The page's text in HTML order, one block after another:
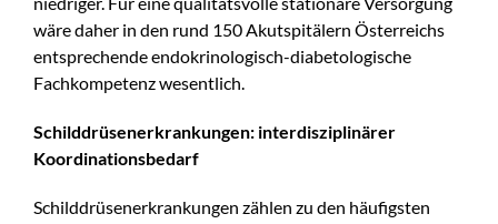
wäre daher in den rund 150 Akutspitälern Österreichs
entsprechende endokrinologisch-diabetologische
Fachkompetenz wesentlich.
Schilddrüsenerkrankungen: interdisziplinärer
Koordinationsbedarf
Schilddrüsenerkrankungen zählen zu den häufigsten